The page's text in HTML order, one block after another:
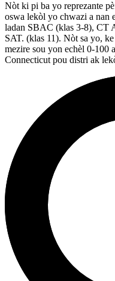
Nòt ki pi ba yo reprezante
oswa lekòl yo chwazi a nan
ladan SBAC (klas 3-8), CT
SAT. (klas 11). Nòt sa yo,
mezire sou yon echèl 0-100
Connecticut pou distri ak